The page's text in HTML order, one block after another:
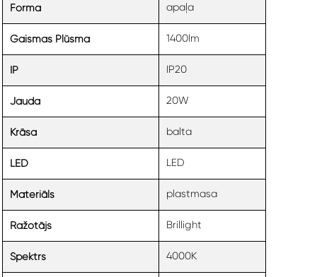
Forma apaļa
Gaismas Plūsma 1400lm
IP IP20
Jauda 20W
Krāsa balta
LED LED
Materiāls plastmasa
Ražotājs Brillight
Spektrs 4000K